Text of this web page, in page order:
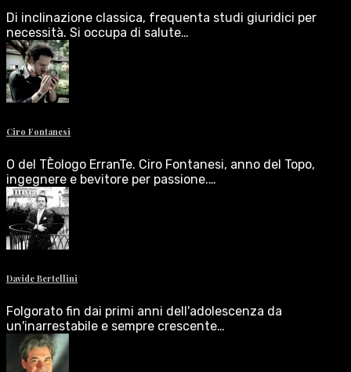
Di inclinazione classica, frequenta studi giuridici per
necessità. Si occupa di salute…
Ciro Fontanesi
O del TÈologo ErranTe. Ciro Fontanesi, anno del Topo,
ingegnere e bevitore per passione.…
Davide Bertellini
Folgorato fin dai primi anni dell'adolescenza da
un'inarrestabile e sempre crescente…